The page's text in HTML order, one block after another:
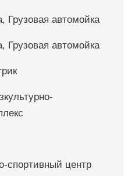
Грузовая автомойка
Грузовая автомойка
спортивный центр